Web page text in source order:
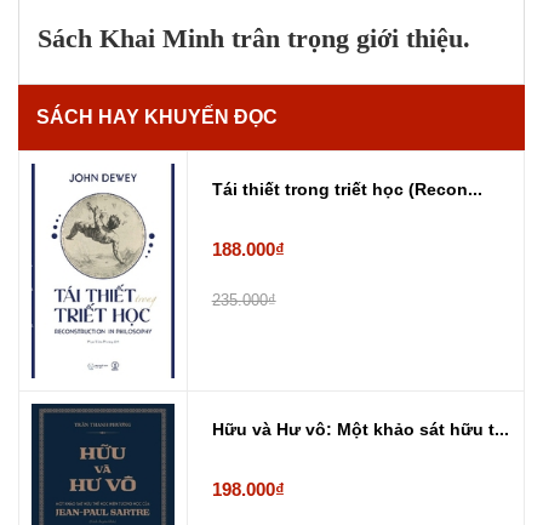
Sách Khai Minh trân trọng giới thiệu.
SÁCH HAY KHUYẾN ĐỌC
Tái thiết trong triết học (Recon...
188.000₫
235.000₫
Hữu và Hư vô: Một khảo sát hữu t...
198.000₫